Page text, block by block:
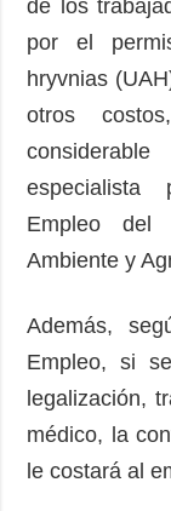
de los
por el
hryvnias
otros
especialista
Empleo del
Ambiente y
Además,
Empleo, si
legalización,
médico, la
le costará al